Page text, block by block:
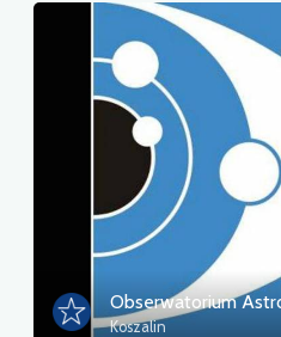
Obserwatorium
Koszalin